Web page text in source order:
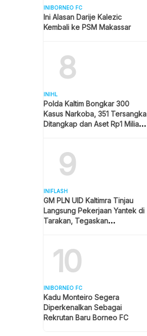
INIBORNEO FC
Ini Alasan Darije Kalezic
Kembali ke PSM Makassar
8
INIHL
Polda Kaltim Bongkar 300
Kasus Narkoba, 351 Tersangka
Ditangkap dan Aset Rp1 Miliar
9
INIFLASH
GM PLN UID Kaltimra Tinjau
Langsung Pekerjaan Yantek di
Tarakan, Tegaskan
10
INIBORNEO FC
Kadu Monteiro Segera
Diperkenalkan Sebagai
Rekrutan Baru Borneo FC